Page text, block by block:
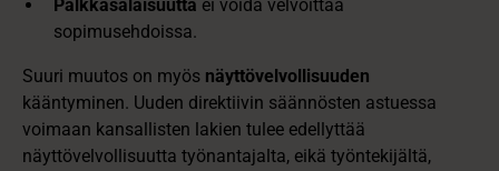
Palkkasalaisuutta ei voida velvoittaa
sopimusehdoissa.
Suuri muutos on myös näyttövelvollisuuden
kääntyminen. Uuden direktiivin säännösten astuessa
voimaan kansallisten lakien tulee edellyttää
näyttövelvollisuutta työnantajalta, eikä työntekijältä,